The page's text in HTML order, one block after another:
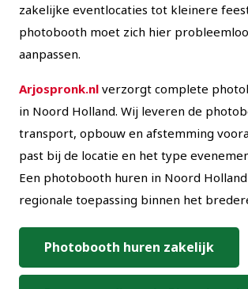
zakelijke eventlocaties tot kleinere
photobooth moet zich hier
aanpassen.
Arjospronk.nl verzorgt complete
in Noord Holland. Wij leveren de
transport, opbouw en afstemming
past bij de locatie en het type
Een photobooth huren in Noord
regionale toepassing binnen het
Photobooth huren zakelijk